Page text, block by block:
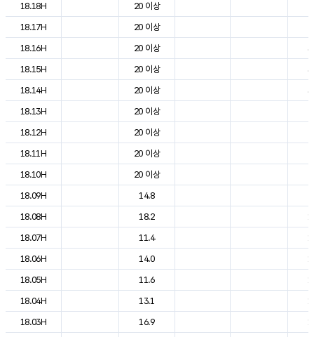
18.18H
20 이상
18.17H
20 이상
18.16H
20 이상
18.15H
20 이상
18.14H
20 이상
18.13H
20 이상
18.12H
20 이상
18.11H
20 이상
18.10H
20 이상
18.09H
14.8
18.08H
18.2
18.07H
11.4
18.06H
14.0
18.05H
11.6
18.04H
13.1
18.03H
16.9